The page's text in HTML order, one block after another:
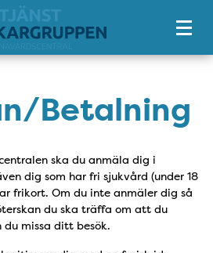
Betalning
ska du anmäla dig i
dig som har fri sjukvård (under 18
frikort. Om du inte anmäler dig så
du ska träffa om att du
missa ditt besök.